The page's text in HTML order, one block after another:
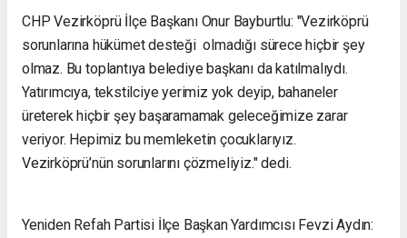
CHP Vezirköprü İlçe Başkanı Onur Bayburtlu: "Vezirköprü
sorunlarına hükümet desteği olmadığı sürece hiçbir şey
olmaz. Bu toplantıya belediye başkanı da katılmalıydı.
Yatırımcıya, tekstilciye yerimiz yok deyip, bahaneler
üreterek hiçbir şey başaramamak geleceğimize zarar
veriyor. Hepimiz bu memleketin çocuklarıyız.
Vezirköprü’nün sorunlarını çözmeliyiz." dedi.
Yeniden Refah Partisi İlçe Başkan Yardımcısı Fevzi Aydın: